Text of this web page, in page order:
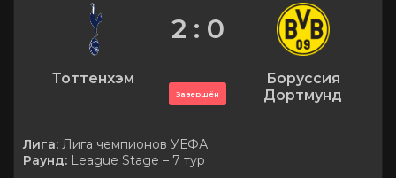
Тоттенхэм
2 : 0
Завершён
Боруссия
Дортмунд
Лига: Лига чемпионов УЕФА
Раунд: League Stage – 7 тур